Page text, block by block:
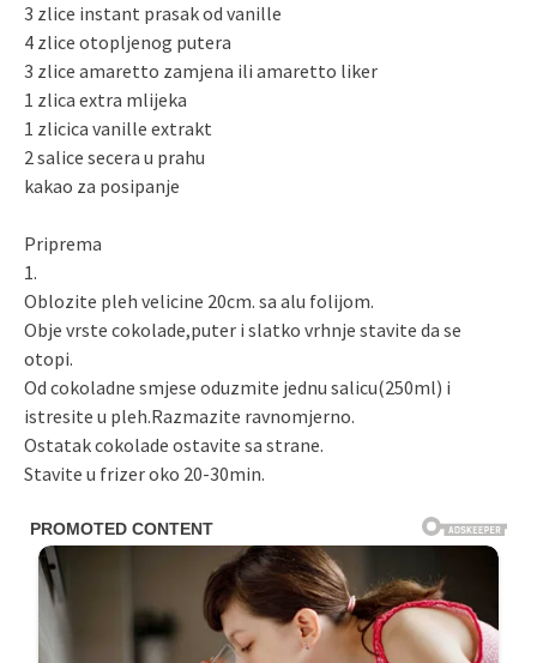
3 zlice instant prasak od vanille
4 zlice otopljenog putera
3 zlice amaretto zamjena ili amaretto liker
1 zlica extra mlijeka
1 zlicica vanille extrakt
2 salice secera u prahu
kakao za posipanje
Priprema
1.
Oblozite pleh velicine 20cm. sa alu folijom.
Obje vrste cokolade,puter i slatko vrhnje stavite da se
otopi.
Od cokoladne smjese oduzmite jednu salicu(250ml) i
istresite u pleh.Razmazite ravnomjerno.
Ostatak cokolade ostavite sa strane.
Stavite u frizer oko 20-30min.